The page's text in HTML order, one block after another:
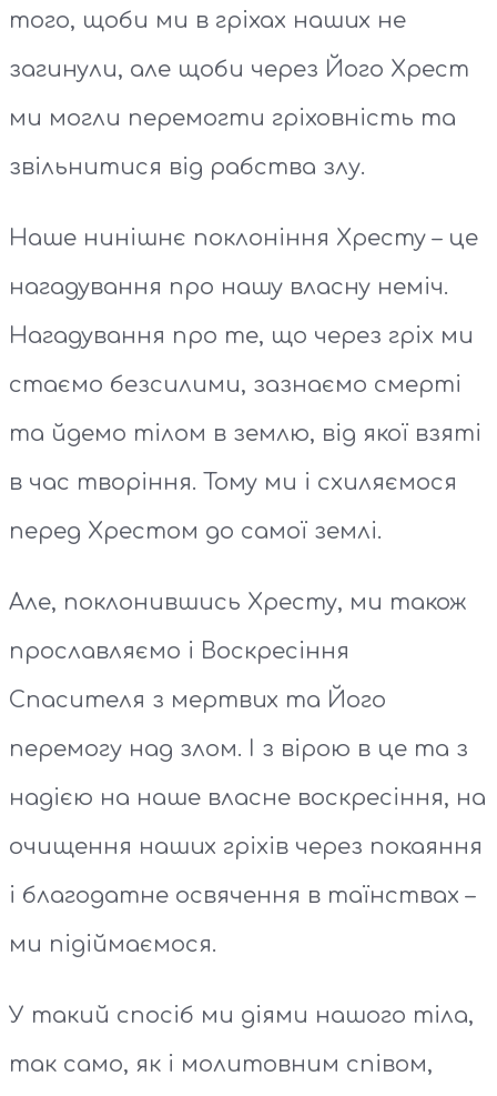
того, щоби ми в гріхах наших не
загинули, але щоби через Його Хрест
ми могли перемогти гріховність та
звільнитися від рабства злу.
Наше нинішнє поклоніння Хресту – це
нагадування про нашу власну неміч.
Нагадування про те, що через гріх ми
стаємо безсилими, зазнаємо смерті
та йдемо тілом в землю, від якої взяті
в час творіння. Тому ми і схиляємося
перед Хрестом до самої землі.
Але, поклонившись Хресту, ми також
прославляємо і Воскресіння
Спасителя з мертвих та Його
перемогу над злом. І з вірою в це та з
надією на наше власне воскресіння, на
очищення наших гріхів через покаяння
і благодатне освячення в таїнствах –
ми підіймаємося.
У такий спосіб ми діями нашого тіла,
так само, як і молитовним співом,